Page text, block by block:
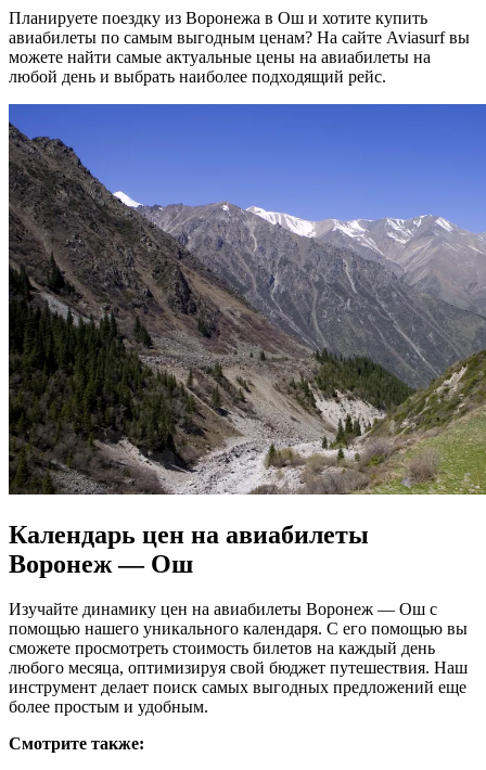
Планируете поездку из Воронежа в Ош и хотите купить
авиабилеты по самым выгодным ценам? На сайте Aviasurf вы
можете найти самые актуальные цены на авиабилеты на
любой день и выбрать наиболее подходящий рейс.
Календарь цен на авиабилеты
Воронеж — Ош
Изучайте динамику цен на авиабилеты Воронеж — Ош с
помощью нашего уникального календаря. С его помощью вы
сможете просмотреть стоимость билетов на каждый день
любого месяца, оптимизируя свой бюджет путешествия. Наш
инструмент делает поиск самых выгодных предложений еще
более простым и удобным.
Смотрите также: